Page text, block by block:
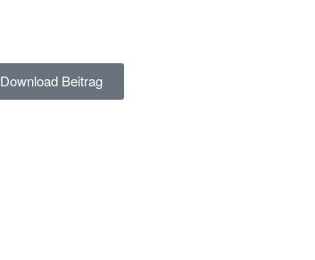
Download Beitrag